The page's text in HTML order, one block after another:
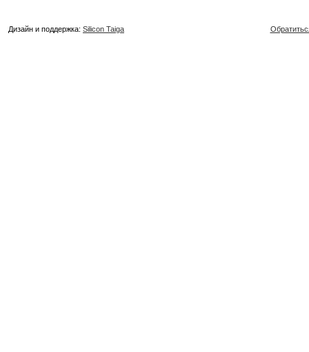
Дизайн и поддержка: Silicon Taiga